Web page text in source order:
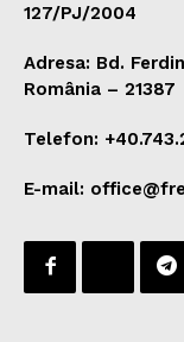
127/PJ/2004
Adresa: Bd.
România – 21387
Telefon:
E-mail: